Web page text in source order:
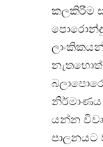
කලකිරීම
පොරොන්දු
නිර්මාණය
යන්න